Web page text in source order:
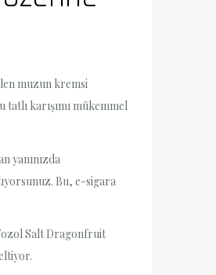
muzun kremsi
karışımı mükemmel
yanınızda
Bu, e-sigara
Salt Dragonfruit